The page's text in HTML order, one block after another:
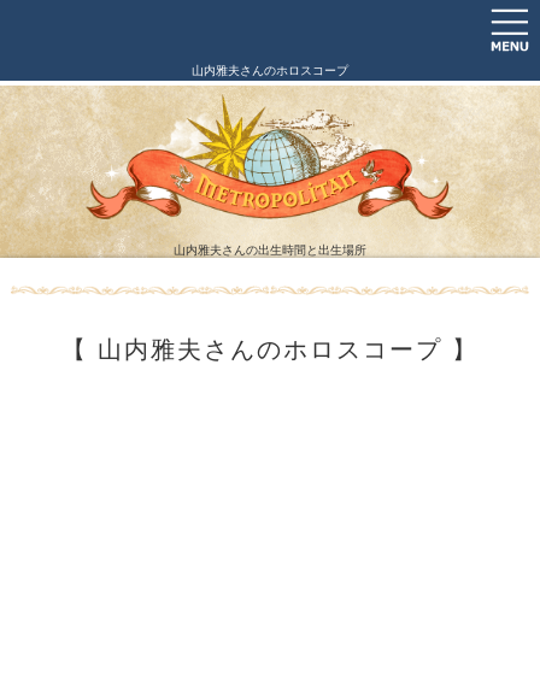
山内雅夫さんのホロスコープ
山内雅夫さんの出生時間と出生場所
【 山内雅夫さんのホロスコープ 】